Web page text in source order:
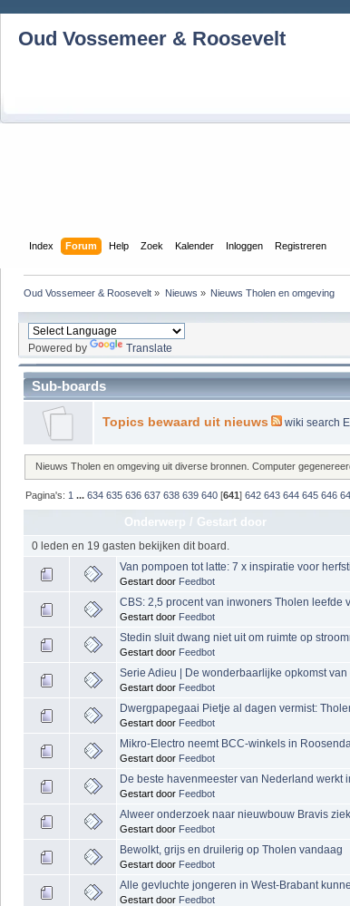
Oud Vossemeer & Roosevelt
Index Forum Help Zoek Kalender Inloggen Registreren
Oud Vossemeer & Roosevelt » Nieuws » Nieuws Tholen en omgeving
Powered by Translate
Sub-boards
Topics bewaard uit nieuws wiki search
Nieuws Tholen en omgeving uit diverse bronnen. Computer
Pagina's: 1 ...634 635 636 637 638 639 640 [641]642 643 644 645 646
Onderwerp / Gestart door
0 leden en 19 gasten bekijken dit board.
Van pompoen tot latte: 7 x inspiratie voor
Gestart door Feedbot
CBS: 2,5 procent van inwoners Tholen leefde
Gestart door Feedbot
Stedin sluit dwang niet uit om ruimte op
Gestart door Feedbot
Serie Adieu | De wonderbaarlijke opkomst
Gestart door Feedbot
Dwergpapegaai Pietje al dagen vermist:
Gestart door Feedbot
Mikro-Electro neemt BCC-winkels in
Gestart door Feedbot
De beste havenmeester van Nederland
Gestart door Feedbot
Alweer onderzoek naar nieuwbouw Bravis
Gestart door Feedbot
Bewolkt, grijs en druilerig op Tholen vandaag
Gestart door Feedbot
Alle gevluchte jongeren in West-Brabant
Gestart door Feedbot